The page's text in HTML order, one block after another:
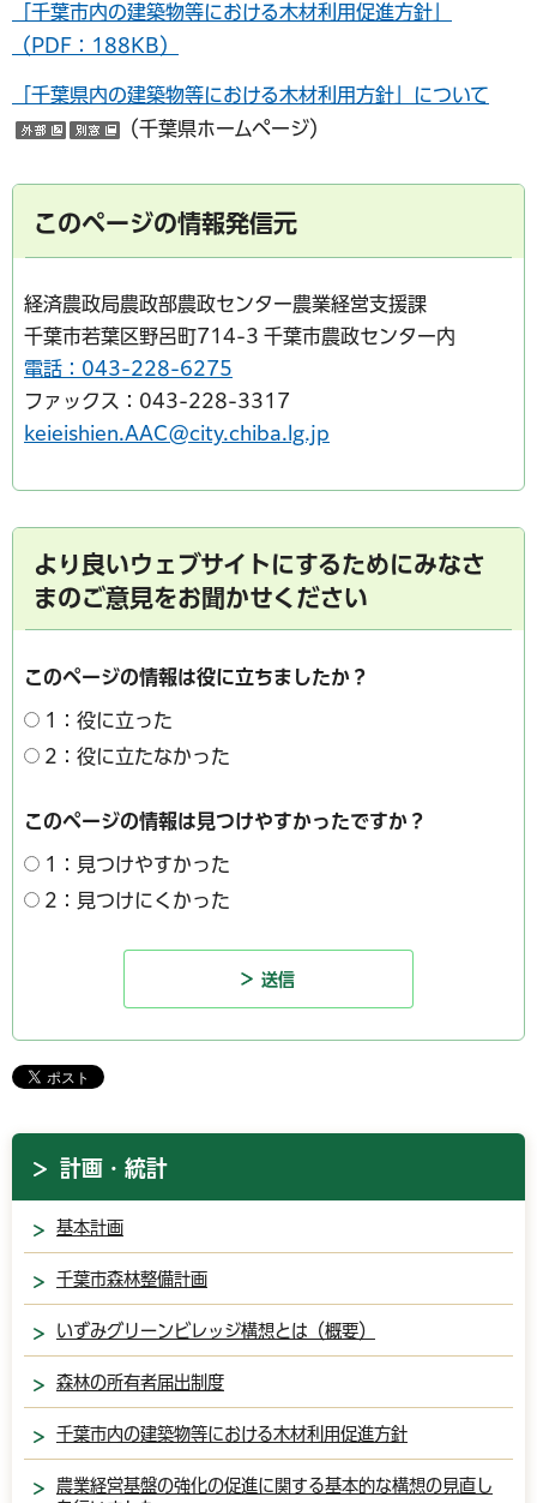
「千葉市内の建築物等における木材利用促進方針」
（PDF：188KB）
「千葉県内の建築物等における木材利用方針」について
（外部サイトへリンク）
（別ウインドウで開く）
（千葉県ホームページ）
このページの情報発信元
経済農政局農政部農政センター農業経営支援課
千葉市若葉区野呂町714-3 千葉市農政センター内
電話：043-228-6275
ファックス：043-228-3317
keieishien.AAC@city.chiba.lg.jp
より良いウェブサイトにするためにみなさ
まのご意見をお聞かせください
このページの情報は役に立ちましたか？
1：役に立った
2：役に立たなかった
このページの情報は見つけやすかったですか？
1：見つけやすかった
2：見つけにくかった
計画・統計
基本計画
千葉市森林整備計画
いずみグリーンビレッジ構想とは（概要）
森林の所有者届出制度
千葉市内の建築物等における木材利用促進方針
農業経営基盤の強化の促進に関する基本的な構想の見直し